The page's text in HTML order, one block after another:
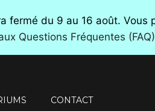
fermé du 9 au 16 août.
Questions Fréquentes (FAQ)
CONTACT